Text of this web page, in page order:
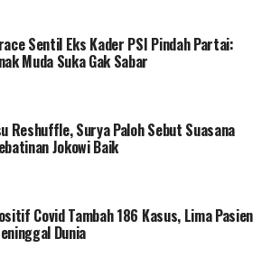
Sentil Eks Kader PSI Pindah Partai:
Muda Suka Gak Sabar
Reshuffle, Surya Paloh Sebut Suasana
Jokowi Baik
Covid Tambah 186 Kasus, Lima Pasien
Dunia